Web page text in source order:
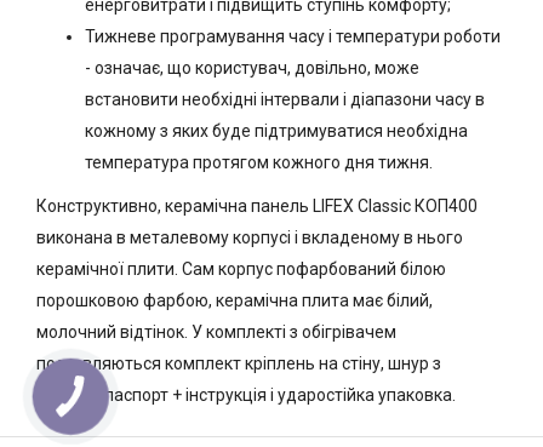
енерговитрати і підвищить ступінь комфорту;
Тижневе програмування часу і температури роботи
- означає, що користувач, довільно, може
встановити необхідні інтервали і діапазони часу в
кожному з яких буде підтримуватися необхідна
температура протягом кожного дня тижня.
Конструктивно, керамічна панель LIFEX Classic КОП400
виконана в металевому корпусі і вкладеному в нього
керамічної плити. Сам корпус пофарбований білою
порошковою фарбою, керамічна плита має білий,
молочний відтінок. У комплекті з обігрівачем
поставляються комплект кріплень на стіну, шнур з
вилкою, паспорт + інструкція і ударостійка упаковка.
КНОПКА
СВЯЗИ